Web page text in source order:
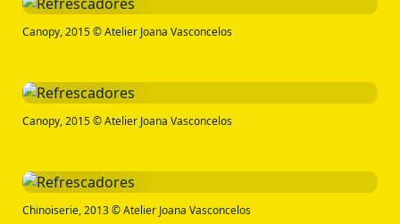
Canopy, 2015 © Atelier Joana Vasconcelos
Canopy, 2015 © Atelier Joana Vasconcelos
Chinoiserie, 2013 © Atelier Joana Vasconcelos